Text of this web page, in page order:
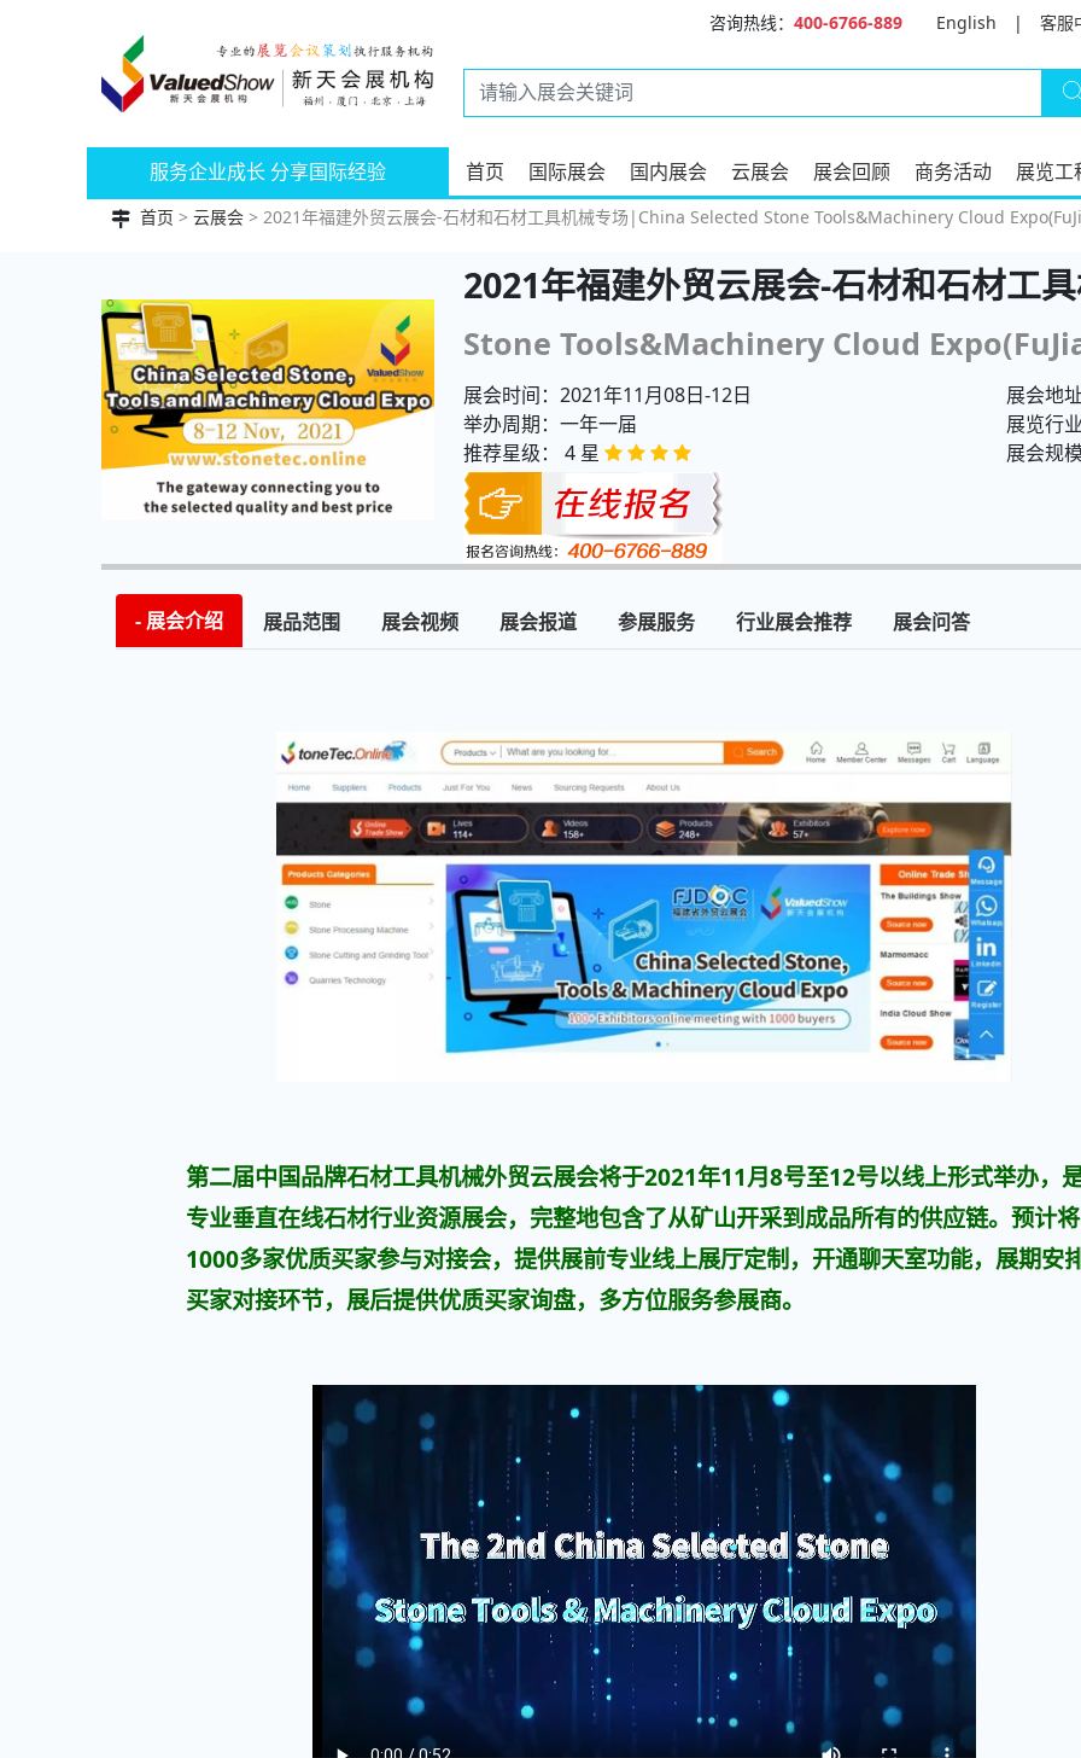
咨询热线： 400-6766-889 English | 客服
服务企业成长 分享国际经验 首页 国际展会 国内展会 云展会 展会回顾 商务活动 展览工
首页 > 云展会 > 2021年福建外贸云展会-石材和石材工具机械专场|China Selected Stone Tools&Machinery Cloud
2021年福建外贸云展会-石材和石材工
Stone Tools&Machinery Cloud
展会时间：2021年11月08日-12日
展会地
举办周期：一年一届
展览行
推荐星级： 4 星
展会规
展会介绍 展品范围 展会视频 展会报道 参展服务 行业展会推荐 展会问答
第二届中国品牌石材工具机械外贸云展会将于2021年11月8号至12号以线上形式举办，
专业垂直在线石材行业资源展会，完整地包含了从矿山开采到成品所有的供应链。预计
1000多家优质买家参与对接会，提供展前专业线上展厅定制，开通聊天室功能，展期安
买家对接环节，展后提供优质买家询盘，多方位服务参展商。